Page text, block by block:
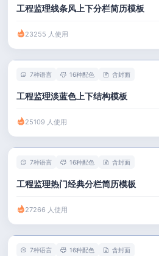
工程监理线条风上下分栏简历模板
23255 人使用
7种语言 16种配色 含封面
工程监理淡蓝色上下结构模板
25109 人使用
7种语言 16种配色 含封面
工程监理热门经典分栏简历模板
27266 人使用
7种语言 16种配色 含封面